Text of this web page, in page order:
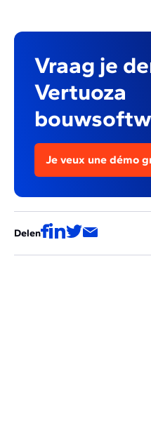
Vraag je
Vertuoza
Je veux une démo
Delen